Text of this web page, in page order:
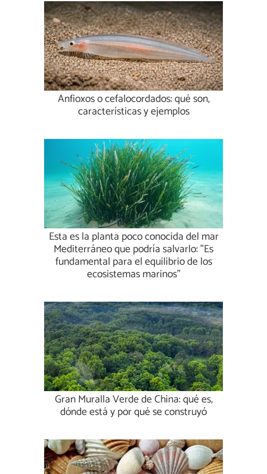
Anfioxos o cefalocordados: qué son,
características y ejemplos
Esta es la planta poco conocida del mar
Mediterráneo que podría salvarlo: "Es
fundamental para el equilibrio de los
ecosistemas marinos"
Gran Muralla Verde de China: qué es,
dónde está y por qué se construyó